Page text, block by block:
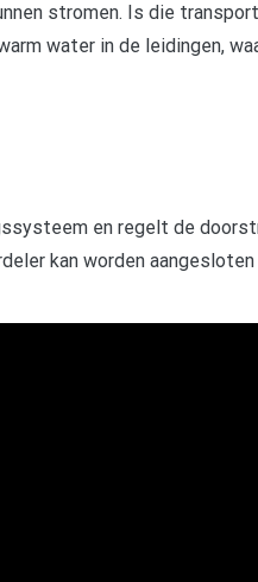
stromen. Is die
water in de leidingen,
en regelt de
kan worden